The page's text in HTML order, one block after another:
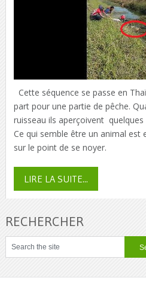
Cette séquence se passe en
part pour une partie de pêche.
ruisseau ils aperçoivent quelques
Ce qui semble être un animal est
sur le point de se noyer.
LIRE LA SUITE...
RECHERCHER